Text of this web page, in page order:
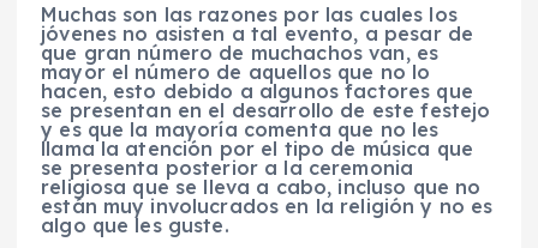
Muchas son las razones por las cuales los
jóvenes no asisten a tal evento, a pesar de
que gran número de muchachos van, es
mayor el número de aquellos que no lo
hacen, esto debido a algunos factores que
se presentan en el desarrollo de este festejo
y es que la mayoría comenta que no les
llama la atención por el tipo de música que
se presenta posterior a la ceremonia
religiosa que se lleva a cabo, incluso que no
están muy involucrados en la religión y no es
algo que les guste.